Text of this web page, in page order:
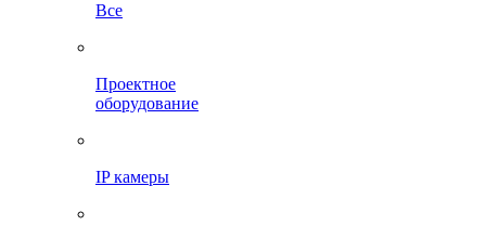
Все
Проектное
оборудование
IP камеры